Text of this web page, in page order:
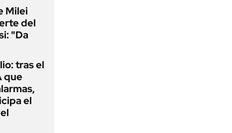
Milei
del
"Da
tras el
que
el